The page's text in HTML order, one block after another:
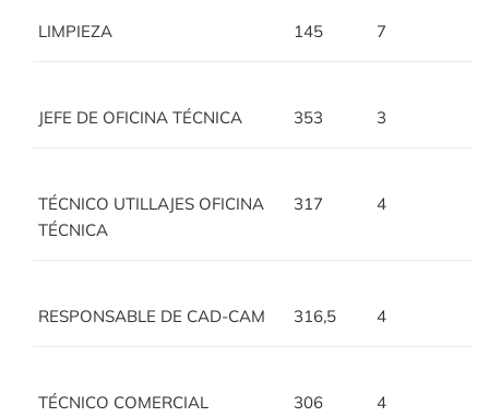
LIMPIEZA 145 7
JEFE DE OFICINA TÉCNICA 353 3
TÉCNICO UTILLAJES OFICINA
TÉCNICA
317 4
RESPONSABLE DE CAD-CAM 316,5 4
TÉCNICO COMERCIAL 306 4